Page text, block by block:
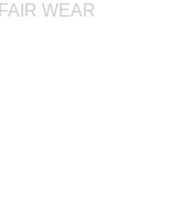
FAIR WEAR